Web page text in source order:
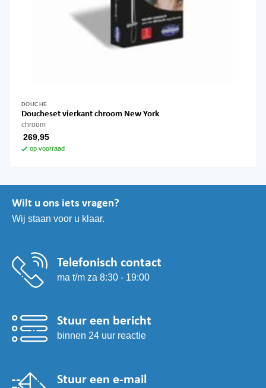
DOUCHE
Doucheset vierkant chroom New York
chroom
269,95
op voorraad
Wilt u ons iets vragen?
Wij staan voor u klaar.
Telefonisch contact
ma t/m za 8:30 - 19:00
Stuur een bericht
binnen 24 uur reactie
Stuur een e-mail